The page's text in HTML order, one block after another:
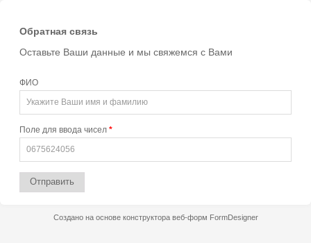
Обратная связь
Оставьте Ваши данные и мы свяжемся с Вами
ФИО
Поле для ввода чисел *
Отправить
Создано на основе конструктора веб-форм FormDesigner